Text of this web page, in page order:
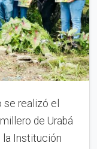
realizó el
de Urabá
la Institución